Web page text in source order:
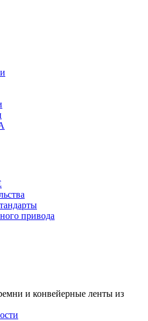
привода
и конвейерные ленты из